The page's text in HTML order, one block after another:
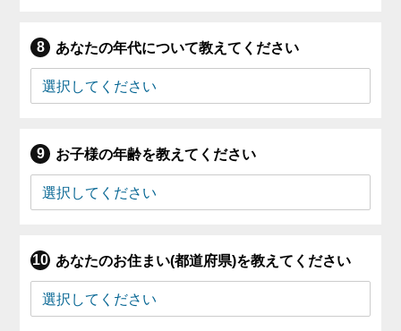
あなたの年代について教えてください
お子様の年齢を教えてください
あなたのお住まい(都道府県)を教えてください